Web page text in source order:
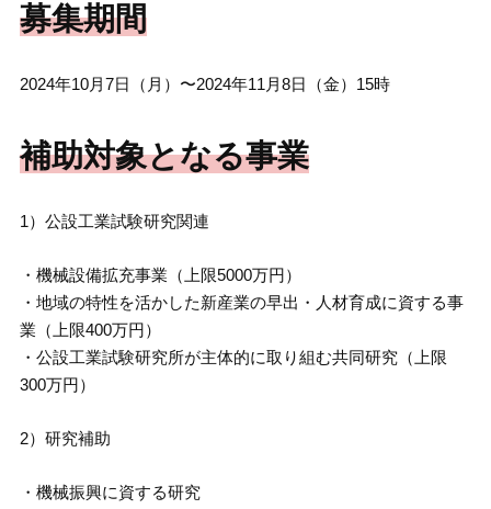
募集期間
2024年10月7日（月）〜2024年11月8日（金）15時
補助対象となる事業
1）公設工業試験研究関連
・機械設備拡充事業（上限5000万円）
・地域の特性を活かした新産業の早出・人材育成に資する事
業（上限400万円）
・公設工業試験研究所が主体的に取り組む共同研究（上限
300万円）
2）研究補助
・機械振興に資する研究